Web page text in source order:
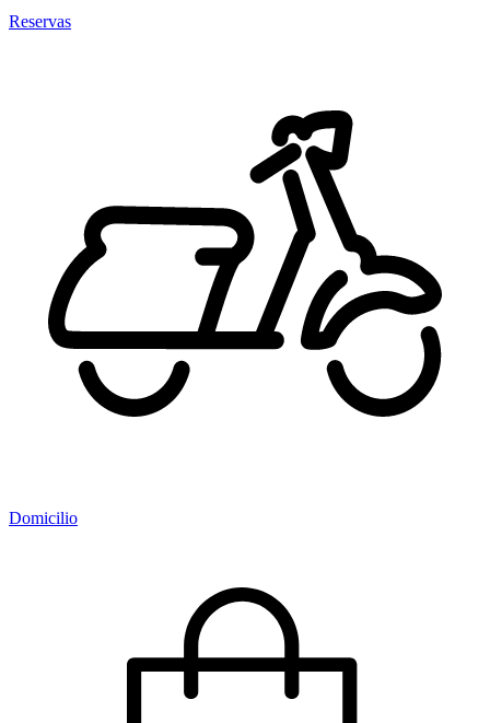
Reservas
Domicilio